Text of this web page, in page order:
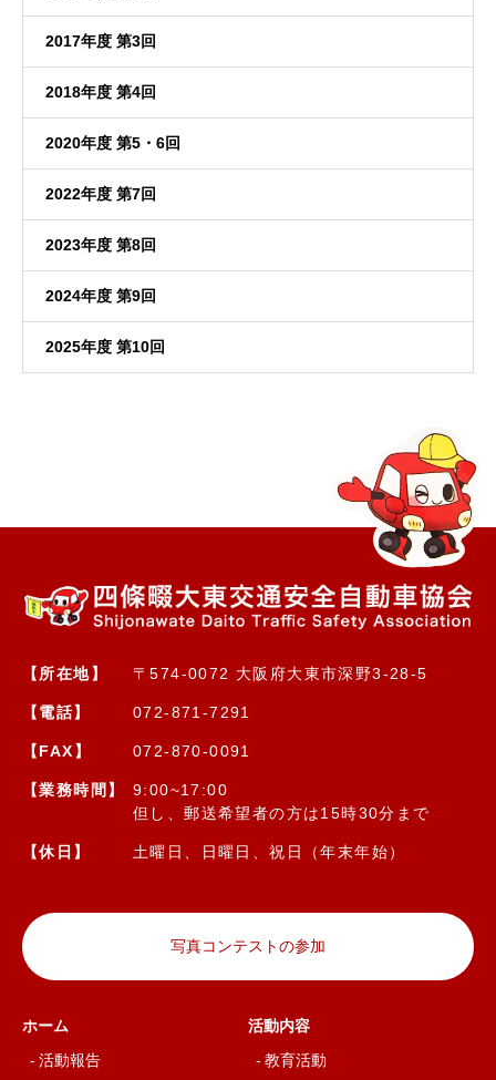
2017年度 第3回
2018年度 第4回
2020年度 第5・6回
2022年度 第7回
2023年度 第8回
2024年度 第9回
2025年度 第10回
【所在地】 〒574-0072 大阪府大東市深野3-28-5
【電話】 072-871-7291
【FAX】 072-870-0091
【業務時間】
9:00~17:00
但し、郵送希望者の方は15時30分まで
【休日】 土曜日、日曜日、祝日（年末年始）
写真コンテストの参加
ホーム
活動報告
活動内容
教育活動